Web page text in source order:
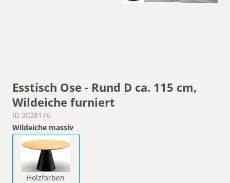
Esstisch Ose - Rund D ca. 115 cm,
Wildeiche furniert
ID 3028176
Wildeiche massiv
Holzfarben